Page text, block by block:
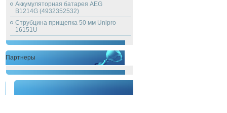
Аккумуляторная батарея AEG
B1214G (4932352532)
Струбцина прищепка 50 мм Unipro
16151U
Партнеры